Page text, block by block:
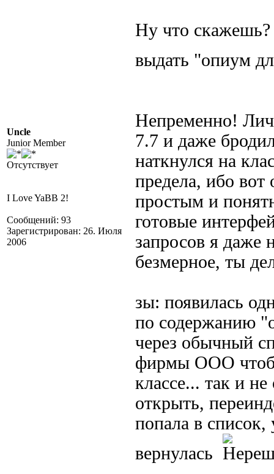
Uncle
Junior Member
Отсутствует
I Love YaBB 2!
Сообщений: 93
Зарегистрирован: 26. Июля
2006
Ну что скажешь?
выдать "опиум
Непременно!
7.7 и даже
наткнулся на
предела, ибо
простым и
готовые
запросов я даже
безмерное, ты
зы: появилась
по содержанию
через обычный
фирмы ООО
классе... так и
открыть,
попала в
вернулась